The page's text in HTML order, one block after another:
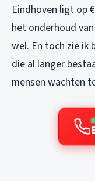
Eindhoven ligt op
het onderhoud
wel. En toch zie ik
die al langer
mensen wachten